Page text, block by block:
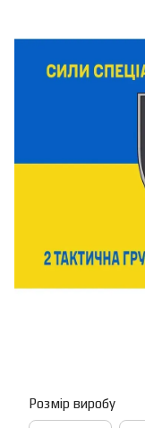
Розмір виробу